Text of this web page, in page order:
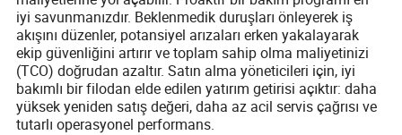
iyi savunmanızdır. Beklenmedik duruşları önleyerek iş
akışını düzenler, potansiyel arızaları erken yakalayarak
ekip güvenliğini artırır ve toplam sahip olma maliyetinizi
(TCO) doğrudan azaltır. Satın alma yöneticileri için, iyi
bakımlı bir filodan elde edilen yatırım getirisi açıktır: daha
yüksek yeniden satış değeri, daha az acil servis çağrısı ve
tutarlı operasyonel performans.